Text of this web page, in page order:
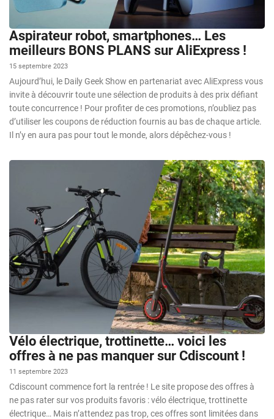
Aspirateur robot, smartphones… Les
meilleurs BONS PLANS sur AliExpress !
15 septembre 2023
Aujourd’hui, le Daily Geek Show en partenariat avec AliExpress vous
invite à découvrir toute une sélection de produits à des prix défiant
toute concurrence ! Pour profiter de ces promotions, n’oubliez pas
d’utiliser les coupons de réduction fournis au bas de chaque article.
Il n’y en aura pas pour tout le monde, alors dépêchez-vous !
Vélo électrique, trottinette… voici les
offres à ne pas manquer sur Cdiscount !
11 septembre 2023
Cdiscount commence fort la rentrée ! Le site propose des offres à
ne pas rater sur vos produits favoris : vélo électrique, trottinette
électrique… Mais n’attendez pas trop, ces offres sont limitées dans